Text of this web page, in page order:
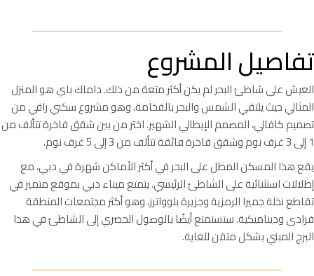
تفاصيل المشروع
العيش على شاطئ البحر لم يكن أكثر متعة من ذلك. داماك باي هو المنزل
المثالي حيث يلتقي الشمس والبحر بالفخامة، وهو مشروع سكني راقي من
تصميم كافالي، المصمم الإيطالي الشهير. اختر من بين شقق فاخرة تتألف من
1 إلى 3 غرف نوم وشقق فاخرة فائقة تتألف من 3 إلى 5 غرف نوم.
يقع هذا المسكن المطل على البحر في أكثر الأماكن شهرة في دبي، مع
إطلالات استثنائية على الشاطئ الرئيسي. يتمتع ميناء دبي بموقع متميز في
تقاطع نخلة جميرا الرمزية وجزيرة بلوواترز، وهو أكثر مجتمعات المنطقة
فرادى وديناميكية. ستستمتع أيضًا بالوصول الحصري إلى الشاطئ في هذا
البرج المبني بشكل متقن للغاية.